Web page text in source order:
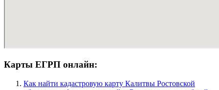
Карты ЕГРП онлайн:
Как найти кадастровую карту Калитвы Ростовской